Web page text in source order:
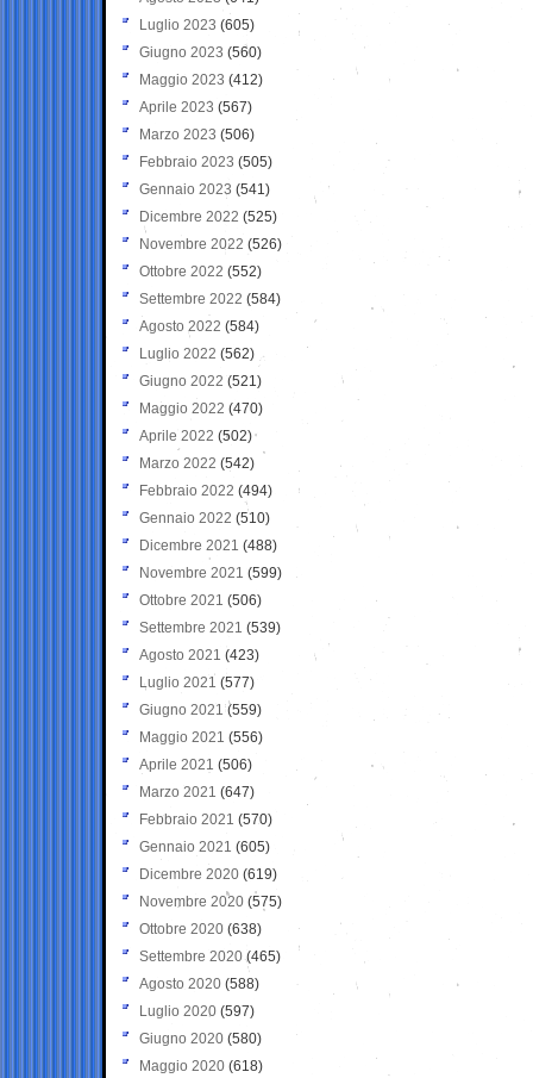
Luglio 2023 (605)
Giugno 2023 (560)
Maggio 2023 (412)
Aprile 2023 (567)
Marzo 2023 (506)
Febbraio 2023 (505)
Gennaio 2023 (541)
Dicembre 2022 (525)
Novembre 2022 (526)
Ottobre 2022 (552)
Settembre 2022 (584)
Agosto 2022 (584)
Luglio 2022 (562)
Giugno 2022 (521)
Maggio 2022 (470)
Aprile 2022 (502)
Marzo 2022 (542)
Febbraio 2022 (494)
Gennaio 2022 (510)
Dicembre 2021 (488)
Novembre 2021 (599)
Ottobre 2021 (506)
Settembre 2021 (539)
Agosto 2021 (423)
Luglio 2021 (577)
Giugno 2021(559)
Maggio 2021 (556)
Aprile 2021 (506)
Marzo 2021 (647)
Febbraio 2021 (570)
Gennaio 2021 (605)
Dicembre 2020 (619)
Novembre 2020 (575)
Ottobre 2020 (638)
Settembre 2020(465)
Agosto 2020 (588)
Luglio 2020 (597)
Giugno 2020 (580)
Maggio 2020 (618)